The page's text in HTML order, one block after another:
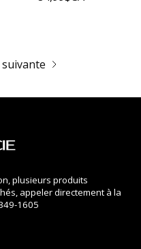
suivante
plusieurs produits
appeler directement à la
1605